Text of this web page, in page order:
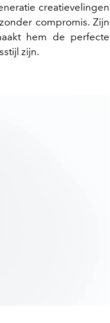
creatievelingen
compromis. Zijn
hem de perfecte
zijn.